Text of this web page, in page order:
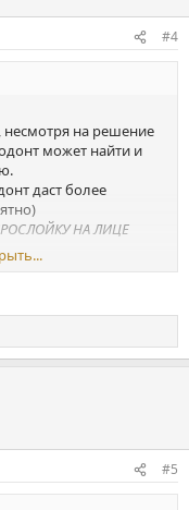
#4
несмотря на решение
может найти и
даст более
НА ЛИЦЕ
мед, молоко,
и k2, цинк, кальций,
#5